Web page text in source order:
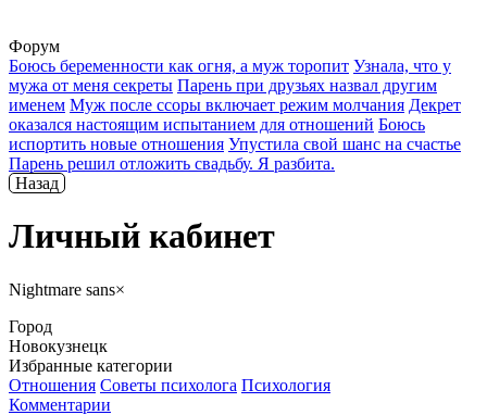
Форум
Боюсь беременности как огня, а муж торопит Узнала, что у
мужа от меня секреты Парень при друзьях назвал другим
именем Муж после ссоры включает режим молчания Декрет
оказался настоящим испытанием для отношений Боюсь
испортить новые отношения Упустила свой шанс на счастье
Парень решил отложить свадьбу. Я разбита.
Назад
Личный кабинет
Nightmare sans×
Город
Новокузнецк
Избранные категории
Отношения Советы психолога Психология
Комментарии